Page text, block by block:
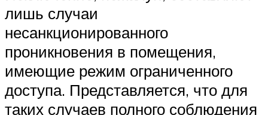
лишь случаи
несанкционированного
проникновения в помещения,
имеющие режим ограниченного
доступа. Представляется, что для
таких случаев полного соблюдения